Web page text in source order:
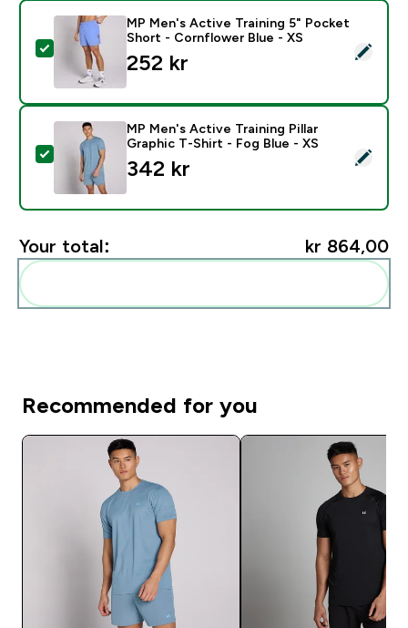
Select this product - MP Men's Active Training 5"
MP Men's Active Training 5" Pocket
Short - Cornflower Blue - XS
252 kr‎
Select this product - MP Men's Active Training Pillar
MP Men's Active Training Pillar
Graphic T-Shirt - Fog Blue - XS
342 kr‎
Your total: kr 864,00‎
Recommended for you